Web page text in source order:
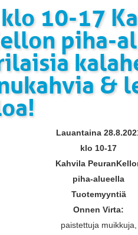
10-17
piha-
&
Lauantaina
klo 10-17
Kahvila
piha-alueella
Tuotemyyntiä
Onnen Virta:
paistettuja muikkuja,